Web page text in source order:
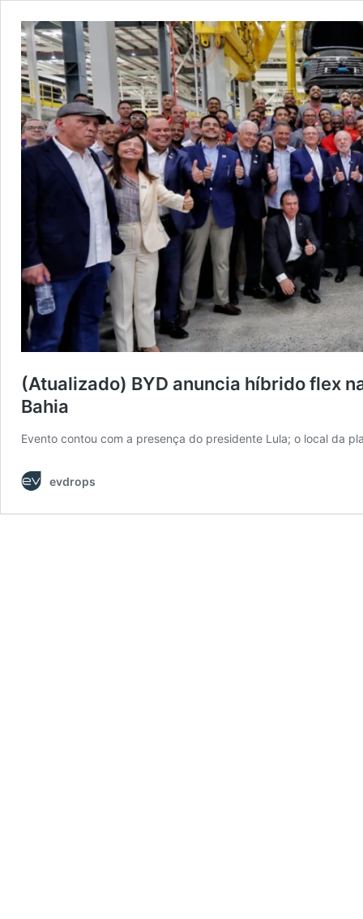
(Atualizado) BYD anuncia híbrido flex
Bahia
Evento contou com a presença do presidente Lula; o local da
evdrops